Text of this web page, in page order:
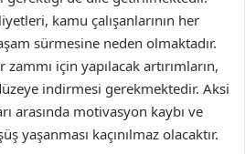
kamu çalışanlarının her
sürmesine neden olmaktadır.
için yapılacak artırımların,
indirmesi gerekmektedir. Aksi
arasında motivasyon kaybı ve
yaşanması kaçınılmaz olacaktır.